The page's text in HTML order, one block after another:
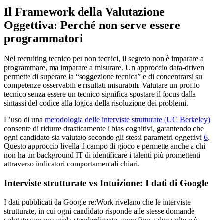
Il Framework della Valutazione
Oggettiva: Perché non serve essere
programmatori
Nel recruiting tecnico per non tecnici, il segreto non è imparare a
programmare, ma imparare a misurare. Un approccio data-driven
permette di superare la “soggezione tecnica” e di concentrarsi su
competenze osservabili e risultati misurabili. Valutare un profilo
tecnico senza essere un tecnico significa spostare il focus dalla
sintassi del codice alla logica della risoluzione dei problemi.
L’uso di una metodologia delle interviste strutturate (UC Berkeley)
consente di ridurre drasticamente i bias cognitivi, garantendo che
ogni candidato sia valutato secondo gli stessi parametri oggettivi 6.
Questo approccio livella il campo di gioco e permette anche a chi
non ha un background IT di identificare i talenti più promettenti
attraverso indicatori comportamentali chiari.
Interviste strutturate vs Intuizione: I dati di Google
I dati pubblicati da Google re:Work rivelano che le interviste
strutturate, in cui ogni candidato risponde alle stesse domande